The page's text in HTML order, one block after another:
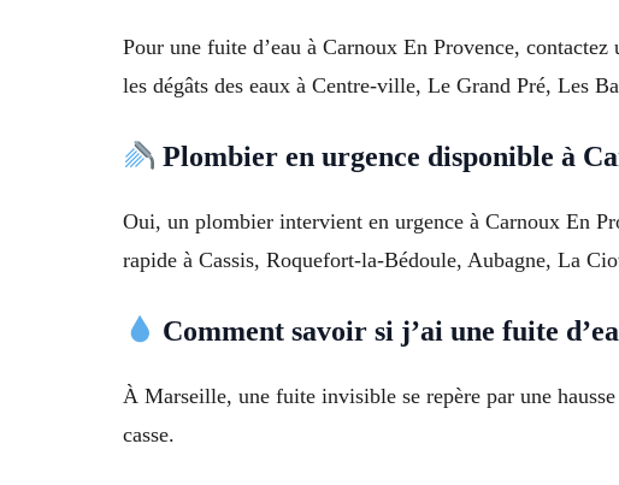
Pour une fuite d’eau à Carnoux En Provence,
les dégâts des eaux à Centre-ville, Le Grand Pré, Les
Plombier en urgence disponible à
Oui, un plombier intervient en urgence à Carnoux En
rapide à Cassis, Roquefort-la-Bédoule, Aubagne, La
Comment savoir si j’ai une fuite
À Marseille, une fuite invisible se repère par une
casse.